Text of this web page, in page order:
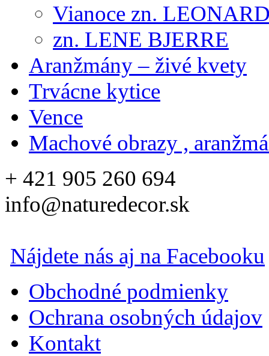
Vianoce zn.
zn. LENE BJERRE
Aranžmány – živé kvety
Trvácne kytice
Vence
Machové obrazy ,
+ 421 905 260 694
info@naturedecor.sk
Nájdete nás aj na Facebooku
Obchodné podmienky
Ochrana osobných údajov
Kontakt